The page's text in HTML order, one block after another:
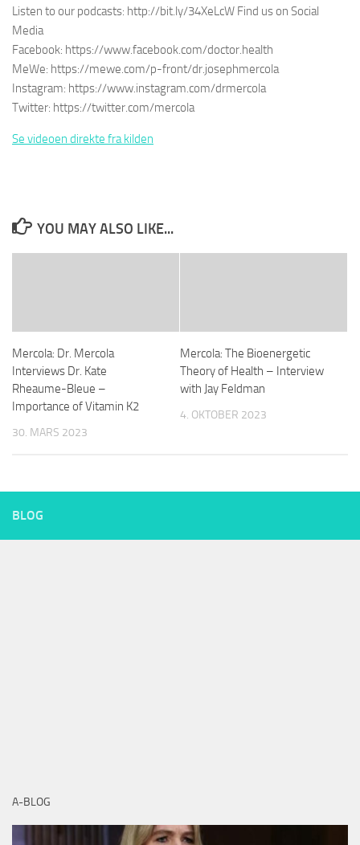
Listen to our podcasts: http://bit.ly/34XeLcW Find us on Social
Media
Facebook: https://www.facebook.com/doctor.health
MeWe: https://mewe.com/p-front/dr.josephmercola
Instagram: https://www.instagram.com/drmercola
Twitter: https://twitter.com/mercola
Se videoen direkte fra kilden
YOU MAY ALSO LIKE...
Mercola: Dr. Mercola
Interviews Dr. Kate
Rheaume-Bleue –
Importance of Vitamin K2
30. MARS 2023
Mercola: The Bioenergetic
Theory of Health – Interview
with Jay Feldman
4. OKTOBER 2023
BLOG
A-BLOG